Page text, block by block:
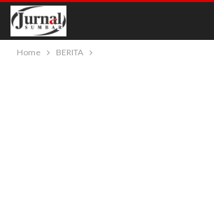
Home BERITA